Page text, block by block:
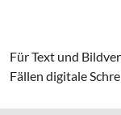
Für Text und
Fällen digitale